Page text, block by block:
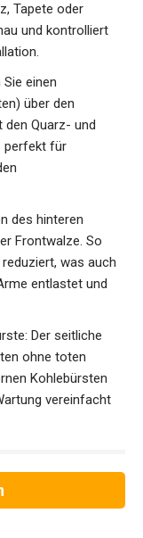
Tapete oder
und kontrolliert
einen
über den
Quarz- und
perfekt für
des hinteren
Frontwalze. So
was auch
entlastet und
Der seitliche
ohne toten
Kohlebürsten
vereinfacht